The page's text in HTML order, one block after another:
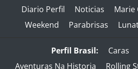
Diario Perfil Noticias Marie
Weekend
Parabrisas
Perfil Brasil: Caras
Aventuras Na Historia
Rolling